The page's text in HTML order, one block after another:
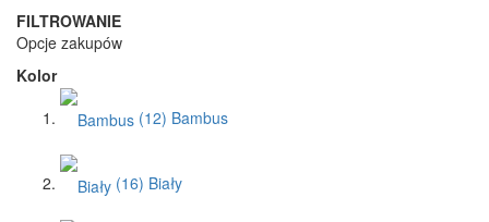
FILTROWANIE
Opcje zakupów
Kolor
(12) Bambus
(16) Biały